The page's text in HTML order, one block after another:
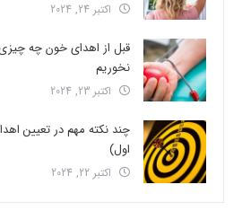
اکتبر 24, 2024
قبل از اهدای خون چه
نخوریم
اکتبر 23, 2024
چند نکته مهم در تعیین
اول)
اکتبر 22, 2024